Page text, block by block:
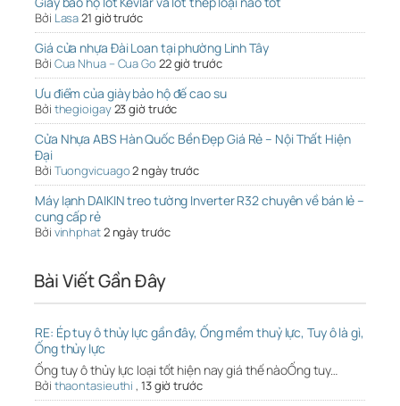
Bởi Lasa21 giờ trước
Giá cửa nhựa Đài Loan tại phường Linh Tây
Bởi Cua Nhua – Cua Go 22 giờ trước
Ưu điểm của giày bảo hộ đế cao su
Bởi thegioigay23 giờ trước
Cửa Nhựa ABS Hàn Quốc Bền Đẹp Giá Rẻ – Nội Thất Hiện
Đại
Bởi Tuongvicuago2 ngày trước
Máy lạnh DAIKIN treo tường Inverter R32 chuyên về bán lẻ –
cung cấp rẻ
Bởi vinhphat2 ngày trước
Bài Viết Gần Đây
RE: Ép tuy ô thủy lực gần đây, Ống mềm thuỷ lực, Tuy ô là gì,
Ống thủy lực
Ống tuy ô thủy lực loại tốt hiện nay giá thế nàoỐng tuy…
Bởi thaontasieuthi , 13 giờ trước